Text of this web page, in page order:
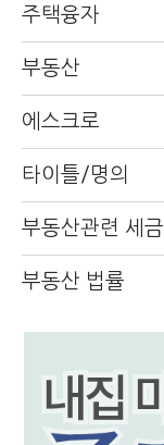
주택융자
부동산
에스크로
타이틀/명의
부동산관련 세금
부동산 법률